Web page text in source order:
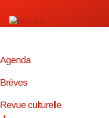
NAVIGATION
PRINCIPALE
Agenda
Brèves
Revue culturelle